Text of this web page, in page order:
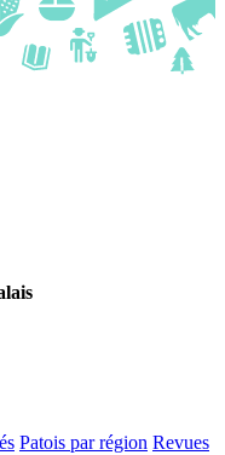
Patois par région Revues